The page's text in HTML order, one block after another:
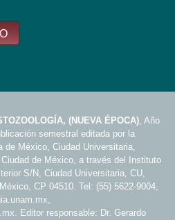
(NUEVA ÉPOCA), Año
semestral editada por la
de México, Ciudad Universitaria,
de México, a través del Instituto
S/N, Ciudad Universitaria, CU,
CP 04510. Tel: (55) 5622-9004,
Editor responsable: Dr. Gerardo